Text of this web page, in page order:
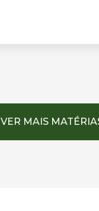
VER MAIS